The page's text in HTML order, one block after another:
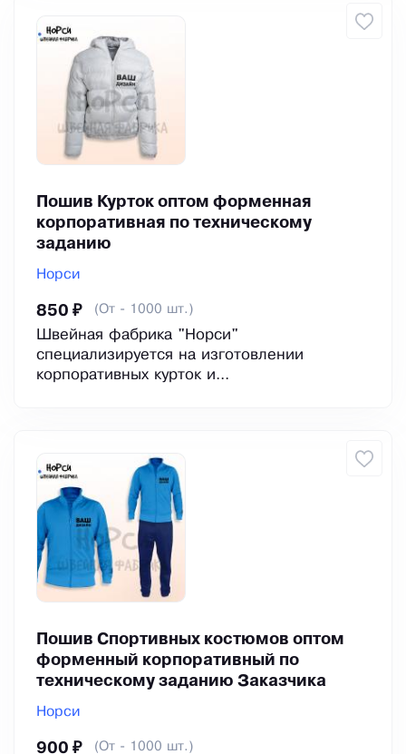
Пошив Курток оптом форменная
корпоративная по техническому
заданию
Норси
850 ₽ (От - 1000 шт.)
Швейная фабрика "Норси"
специализируется на изготовлении
корпоративных курток и...
Пошив Спортивных костюмов оптом
форменный корпоративный по
техническому заданию Заказчика
Норси
900 ₽ (От - 1000 шт.)